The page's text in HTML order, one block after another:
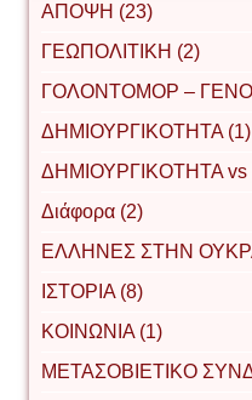
ΑΠΟΨΗ (23)
ΓΕΩΠΟΛΙΤΙΚΗ (2)
ΓΟΛΟΝΤΟΜΟΡ –
ΔΗΜΙΟΥΡΓΙΚΟΤΗΤΑ (1)
ΔΗΜΙΟΥΡΓΙΚΟΤΗΤΑ
Διάφορα (2)
ΕΛΛΗΝΕΣ ΣΤΗΝ
ΙΣΤΟΡΙΑ (8)
ΚΟΙΝΩΝΙΑ (1)
ΜΕΤΑΣΟΒΙΕΤΙΚΟ